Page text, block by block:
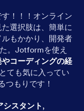
！！！オンライン
選択肢は、簡単に
もかかり、開発者
。Jotformを使え
やコーディングの経
とても気に入ってい
つもりです！
シスタント ,